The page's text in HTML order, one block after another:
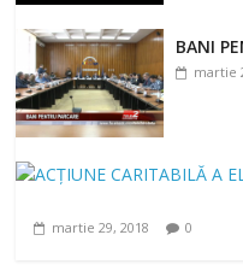
BANI
martie
martie 29, 2018 0